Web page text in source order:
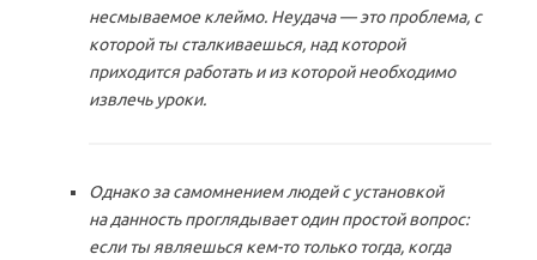
несмываемое клеймо. Неудача — это проблема, с
которой ты сталкиваешься, над которой
приходится работать и из которой необходимо
извлечь уроки.
Однако за самомнением людей с установкой
на данность проглядывает один простой вопрос:
если ты являешься кем-то только тогда, когда